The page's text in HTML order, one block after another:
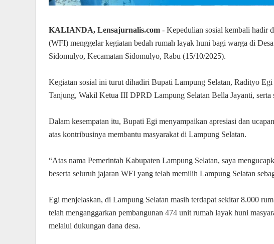
KALIANDA, Lensajurnalis.com - Kepedulian sosial kembali hadir
(WFI) menggelar kegiatan bedah rumah layak huni bagi warga di
Sidomulyo, Kecamatan Sidomulyo, Rabu (15/10/2025).
Kegiatan sosial ini turut dihadiri Bupati Lampung Selatan, Radityo
Tanjung, Wakil Ketua III DPRD Lampung Selatan Bella Jayanti, serta
Dalam kesempatan itu, Bupati Egi menyampaikan apresiasi dan
atas kontribusinya membantu masyarakat di Lampung Selatan.
“Atas nama Pemerintah Kabupaten Lampung Selatan, saya
beserta seluruh jajaran WFI yang telah memilih Lampung Selatan
Egi menjelaskan, di Lampung Selatan masih terdapat sekitar 8.000
telah menganggarkan pembangunan 474 unit rumah layak huni
melalui dukungan dana desa.